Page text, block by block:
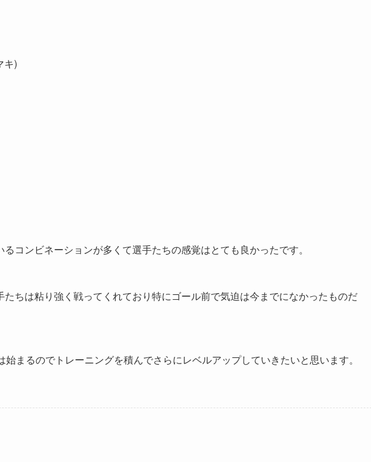
キ)
コンビネーションが多くて選手たちの感覚はとても良かったです。
ちは粘り強く戦ってくれており特にゴール前で気迫は今までになかったものだ
まるのでトレーニングを積んでさらにレベルアップしていきたいと思います。